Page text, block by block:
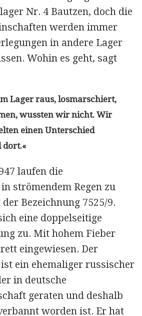
r Nr. 4 Bautzen, doch die
werden immer
in andere Lager
Wohin es geht, sagt
Lager raus, losmarschiert,
wussten wir nicht. Wir
einen Unterschied
dort.«
laufen die
strömendem Regen zu
Bezeichnung 7525/9.
eine doppelseitige
zu. Mit hohem Fieber
eingewiesen. Der
ein ehemaliger russischer
in deutsche
geraten und deshalb
worden ist. Er hat